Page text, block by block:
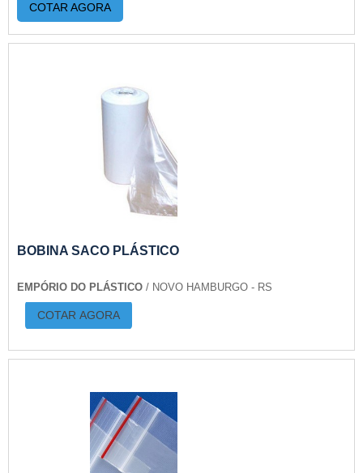
COTAR AGORA
BOBINA SACO PLÁSTICO
EMPÓRIO DO PLÁSTICO / NOVO HAMBURGO - RS
COTAR AGORA